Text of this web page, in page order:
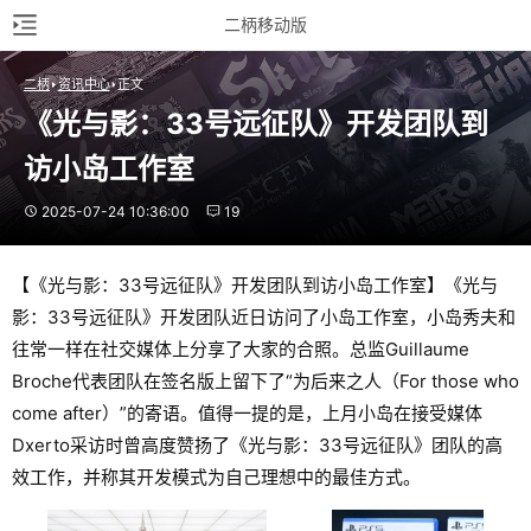
二柄移动版
二柄 资讯中心 正文
《光与影：33号远征队》开发团队到
访小岛工作室
2025-07-24 10:36:00 19
【《光与影：33号远征队》开发团队到访小岛工作室】《光与
影：33号远征队》开发团队近日访问了小岛工作室，小岛秀夫和
往常一样在社交媒体上分享了大家的合照。总监Guillaume
Broche代表团队在签名版上留下了“为后来之人（For those who
come after）”的寄语。值得一提的是，上月小岛在接受媒体
Dxerto采访时曾高度赞扬了《光与影：33号远征队》团队的高
效工作，并称其开发模式为自己理想中的最佳方式。